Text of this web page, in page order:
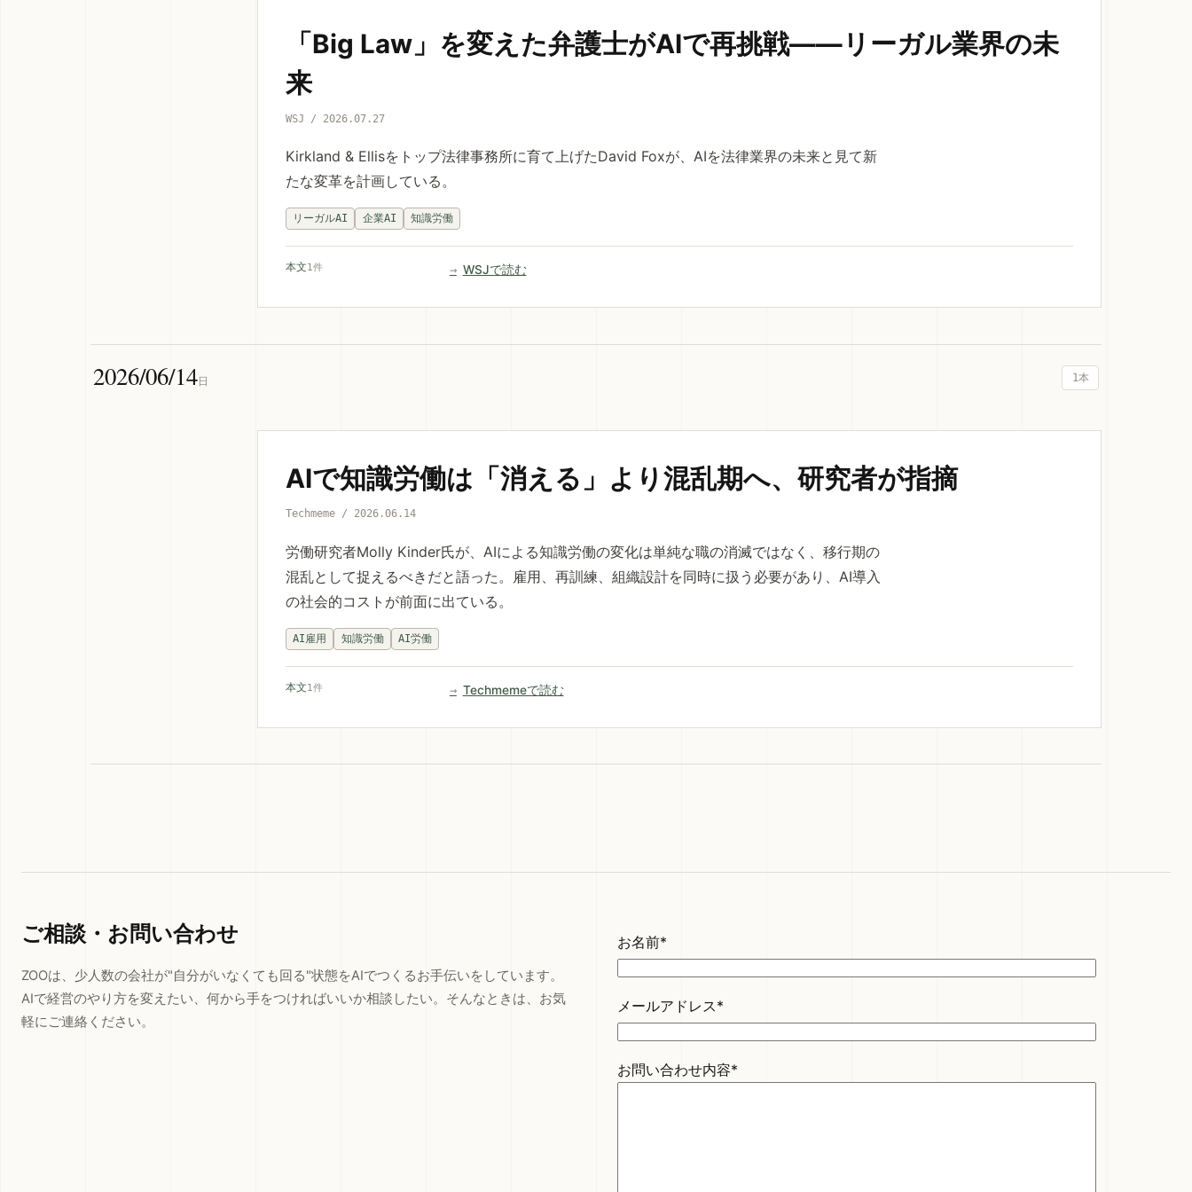
「Big Law」を変えた弁護士がAIで再挑戦——リーガル業界の未
来
WSJ / 2026.07.27
Kirkland & Ellisをトップ法律事務所に育て上げたDavid Foxが、AIを法律業界の未来と見て新
たな変革を計画している。
リーガルAI 企業AI 知識労働
本文1件 WSJで読む
2026/06/14 日 1本
AIで知識労働は「消える」より混乱期へ、研究者が指摘
Techmeme / 2026.06.14
労働研究者Molly Kinder氏が、AIによる知識労働の変化は単純な職の消滅ではなく、移行期の
混乱として捉えるべきだと語った。雇用、再訓練、組織設計を同時に扱う必要があり、AI導入
の社会的コストが前面に出ている。
AI雇用 知識労働 AI労働
本文1件 Techmemeで読む
ご相談・お問い合わせ
ZOOは、少人数の会社が"自分がいなくても回る"状態をAIでつくるお手伝いをしています。
AIで経営のやり方を変えたい、何から手をつければいいか相談したい。そんなときは、お気
軽にご連絡ください。
お名前*
メールアドレス*
お問い合わせ内容*